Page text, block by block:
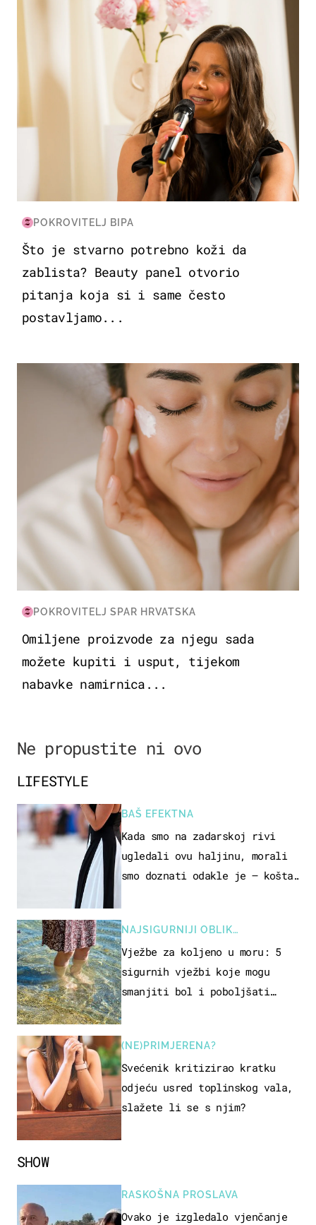
POKROVITELJ BIPA
Što je stvarno potrebno koži da
zablista? Beauty panel otvorio
pitanja koja si i same često
postavljamo...
MODA & LJEPOTA
POKROVITELJ SPAR HRVATSKA
Omiljene proizvode za njegu sada
možete kupiti i usput, tijekom
nabavke namirnica...
Ne propustite ni ovo
SHOW
RASKOŠNA PROSLAVA
Ovako je izgledalo vjenčanje
LIFESTYLE
BAŠ EFEKTNA
Kada smo na zadarskoj rivi
ugledali ovu haljinu, morali
smo doznati odakle je – košta
NAJSIGURNIJI OBLIK
REKREACIJE
Vježbe za koljeno u moru: 5
sigurnih vježbi koje mogu
smanjiti bol i poboljšati
(NE)PRIMJERENA?
Svećenik kritizirao kratku
odjeću usred toplinskog vala,
slažete li se s njim?